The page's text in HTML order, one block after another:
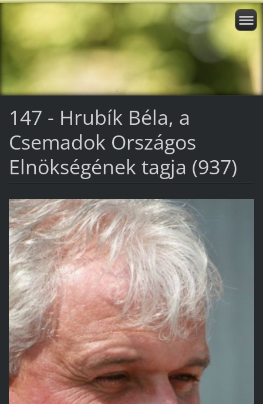
147 - Hrubík Béla, a
Csemadok Országos
Elnökségének tagja (937)